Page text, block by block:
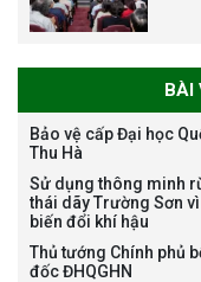
BÀI
Bảo vệ cấp Đại học
Thu Hà
Sử dụng thông minh
thái dãy Trường Sơn
biến đổi khí hậu
Thủ tướng Chính phủ
đốc ĐHQGHN